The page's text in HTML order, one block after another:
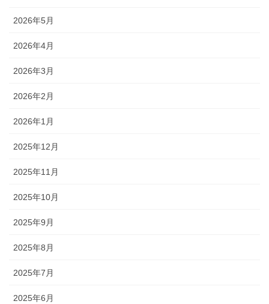
2026年5月
2026年4月
2026年3月
2026年2月
2026年1月
2025年12月
2025年11月
2025年10月
2025年9月
2025年8月
2025年7月
2025年6月